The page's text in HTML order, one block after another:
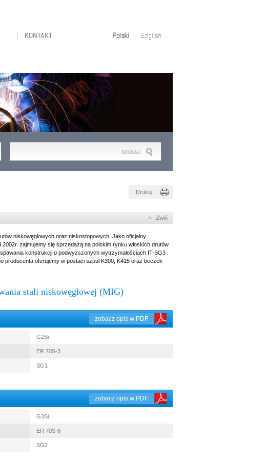
KONTAKT Polski English
Drukuj
Zwiń
niskowęglowych oraz niskostopowych. Jako oficjalny
2002r. zajmujemy się sprzedażą na polskim rynku włoskich drutów
konstrukcji o podwyższonych wytrzymałościach IT-SG3
producenta oferujemy w postaci szpul K300, K415 oraz beczek
stali niskowęglowej (MIG)
zobacz opis w PDF
G2Si
ER 70S-3
SG1
zobacz opis w PDF
G3Si
ER 70S-6
SG2